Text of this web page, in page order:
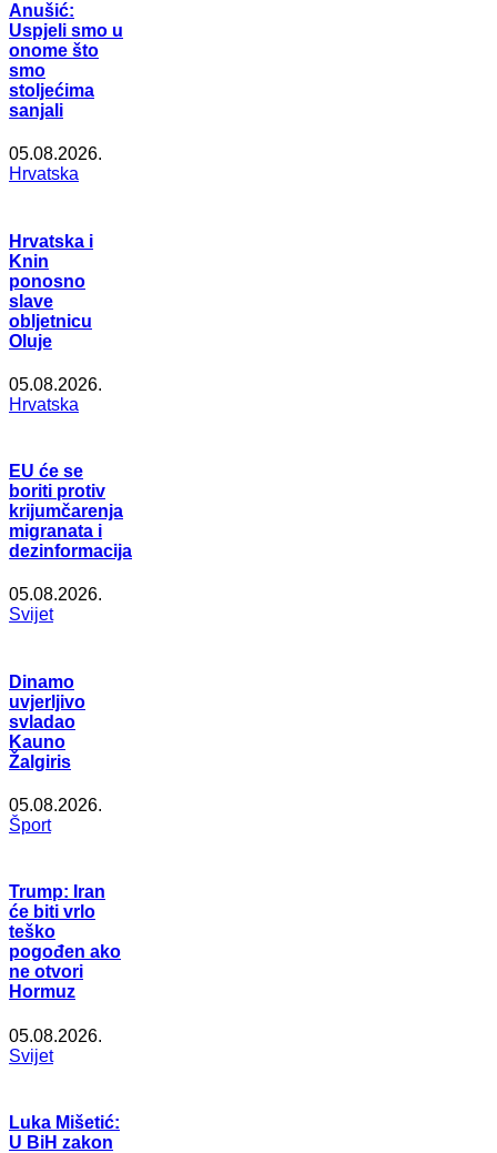
Anušić:
Uspjeli smo u
onome što
smo
stoljećima
sanjali
05.08.2026.
Hrvatska
Hrvatska i
Knin
ponosno
slave
obljetnicu
Oluje
05.08.2026.
Hrvatska
EU će se
boriti protiv
krijumčarenja
migranata i
dezinformacija
05.08.2026.
Svijet
Dinamo
uvjerljivo
svladao
Kauno
Žalgiris
05.08.2026.
Šport
Trump: Iran
će biti vrlo
teško
pogođen ako
ne otvori
Hormuz
05.08.2026.
Svijet
Luka Mišetić:
U BiH zakon